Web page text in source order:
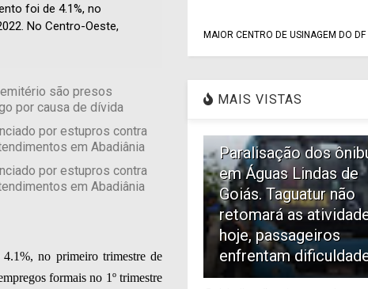
foi de 4.1%, no
No Centro-Oeste,
são presos
por causa de dívida
por estupros contra
em Abadiânia
por estupros contra
em Abadiânia
no primeiro trimestre de
formais no 1º trimestre
MAIOR CENTRO DE USINAGEM DO DF
MAIS VISTAS
Paralisação dos
em Águas Lindas de
Goiás. Taguatur não
retomará as
hoje, passageiros
enfrentam